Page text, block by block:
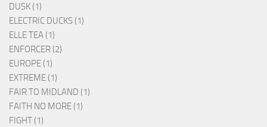
DUSK (1)
ELECTRIC DUCKS (1)
ELLE TEA (1)
ENFORCER (2)
EUROPE (1)
EXTREME (1)
FAIR TO MIDLAND (1)
FAITH NO MORE (1)
FIGHT (1)